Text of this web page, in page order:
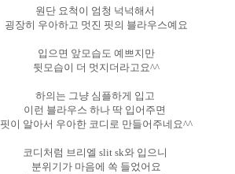
원단 요척이 엄청 넉넉해서
굉장히 우아하고 멋진 핏의 블라우스예요
입으면 앞모습도 예쁘지만
뒷모습이 더 멋지더라고요^^
하의는 그냥 심플하게 입고
이런 블라우스 하나 딱 입어주면
핏이 알아서 우아한 코디로 만들어주네요^^
코디처럼 브리엘 slit sk와 입으니
분위기가 마음에 쏙 들었어요